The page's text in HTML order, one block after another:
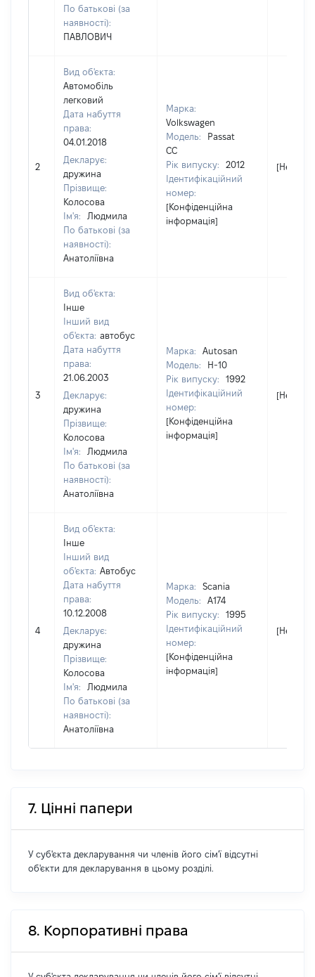
По батькові (за
наявності):
ПАВЛОВИЧ
2
Вид об'єкта:
Автомобіль
легковий
Дата набуття
права:
04.01.2018
Декларує:
дружина
Прізвище:
Колосова
Ім'я:
Людмила
По батькові (за
наявності):
Анатоліївна
Марка:
Volkswagen
Модель:
Passat
CC
Рік випуску:
2012
Ідентифікаційний
номер:
[Конфіденційна
інформація]
[Не
3
Вид об'єкта:
Інше
Інший вид
об'єкта: автобус
Дата набуття
права:
21.06.2003
Декларує:
дружина
Прізвище:
Колосова
Ім'я:
Людмила
По батькові (за
наявності):
Анатоліївна
Марка:
Autosan
Модель:
H-10
Рік випуску:
1992
Ідентифікаційний
номер:
[Конфіденційна
інформація]
[Не
4
Вид об'єкта:
Інше
Інший вид
об'єкта: Автобус
Дата набуття
права:
10.12.2008
Декларує:
дружина
Прізвище:
Колосова
Ім'я:
Людмила
По батькові (за
наявності):
Анатоліївна
Марка:
Scania
Модель:
A174
Рік випуску:
1995
Ідентифікаційний
номер:
[Конфіденційна
інформація]
[Не
7. Цінні папери
У суб'єкта декларування чи членів його сім'ї відсутні
об'єкти для декларування в цьому розділі.
8. Корпоративні права